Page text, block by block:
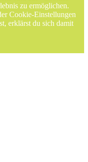
zu ermöglichen.
Cookie-Einstellungen
erklärst du sich damit